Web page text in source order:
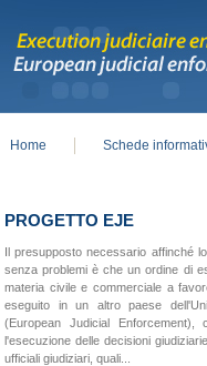
PROGETTO EJE
Il presupposto necessario affinché
senza problemi è che un ordine di
materia civile e commerciale a
eseguito in un altro paese
(European Judicial Enforcement),
l'esecuzione delle decisioni
ufficiali giudiziari, quali...
Home Schede